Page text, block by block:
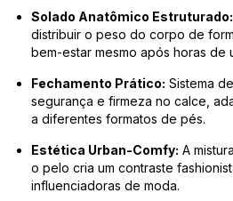
Solado Anatômico Estruturado:
distribuir o peso do corpo de
bem-estar mesmo após horas de
Fechamento Prático: Sistema
segurança e firmeza no calce,
a diferentes formatos de pés.
Estética Urban-Comfy: A
o pelo cria um contraste
influenciadoras de moda.